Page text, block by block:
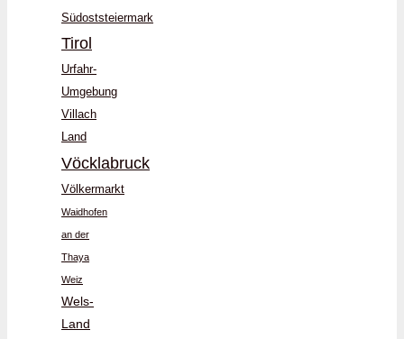
Südoststeiermark
Tirol
Urfahr-
Umgebung
Villach
Land
Vöcklabruck
Völkermarkt
Waidhofen
an der
Thaya
Weiz
Wels-
Land